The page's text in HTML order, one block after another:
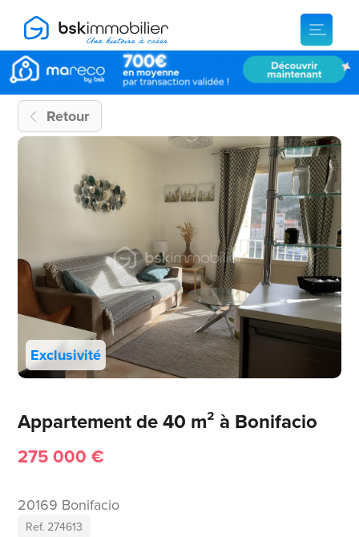
Retour
Exclusivité
Appartement de 40 m² à Bonifacio
275 000 €
20169 Bonifacio
Ref. 274613